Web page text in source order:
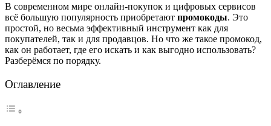
В современном мире онлайн-покупок и цифровых сервисов
всё большую популярность приобретают промокоды. Это
простой, но весьма эффективный инструмент как для
покупателей, так и для продавцов. Но что же такое промокод,
как он работает, где его искать и как выгодно использовать?
Разберёмся по порядку.
Оглавление